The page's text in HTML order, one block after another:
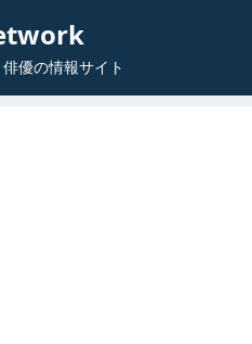
優の情報サイト